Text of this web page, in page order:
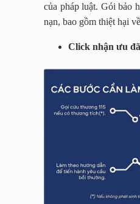
của pháp luật. Gói bảo
nạn, bao gồm thiệt hại
Click nhận ưu